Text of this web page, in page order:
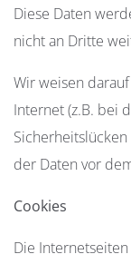
Diese Daten
nicht an Dritte
Wir weisen
Internet (z.B. bei
der Daten vor
Cookies
Die